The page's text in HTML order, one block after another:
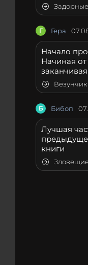
Задорные
Г Гера
Начало
Начиная
Везунчик
Б Бибоп
Лучшая
книги